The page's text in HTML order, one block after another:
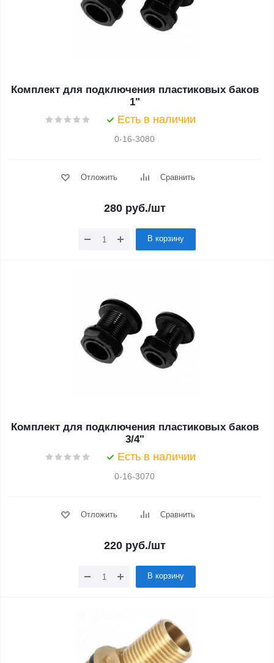
Комплект для подключения пластиковых баков
1"
Есть в наличии
0-16-3080
Отложить Сравнить
280 руб./шт
В корзину
Комплект для подключения пластиковых баков
3/4"
Есть в наличии
0-16-3070
Отложить Сравнить
220 руб./шт
В корзину